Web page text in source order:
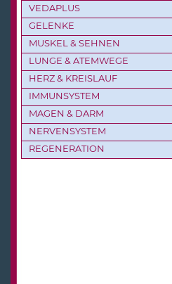
VEDAPLUS
GELENKE
MUSKEL & SEHNEN
LUNGE & ATEMWEGE
HERZ & KREISLAUF
IMMUNSYSTEM
MAGEN & DARM
NERVENSYSTEM
REGENERATION